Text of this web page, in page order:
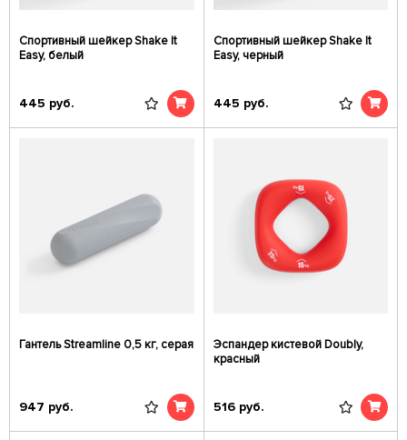
Спортивный шейкер Shake It
Easy, белый
445 руб.
Спортивный шейкер Shake It
Easy, черный
445 руб.
Гантель Streamline 0,5 кг, серая
947 руб.
Эспандер кистевой Doubly,
красный
516 руб.